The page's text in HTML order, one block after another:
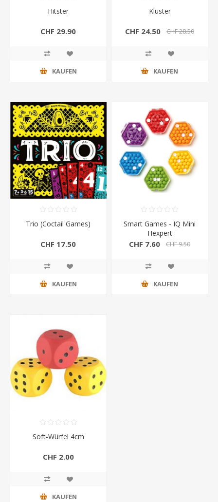
Hitster
CHF 29.90
KAUFEN
Kluster
CHF 24.50 CHF 28.50
KAUFEN
Trio (Coctail Games)
CHF 17.50
KAUFEN
Smart Games - IQ Mini
Hexpert
CHF 7.60 CHF 9.50
KAUFEN
Soft-Würfel 4cm
CHF 2.00
KAUFEN